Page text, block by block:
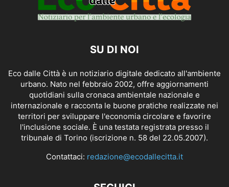
SU DI NOI
Eco dalle Città è un notiziario digitale dedicato all'ambiente
urbano. Nato nel febbraio 2002, offre aggiornamenti
quotidiani sulla cronaca ambientale nazionale e
internazionale e racconta le buone pratiche realizzate nei
territori per sviluppare l'economia circolare e favorire
l'inclusione sociale. È una testata registrata presso il
tribunale di Torino (iscrizione n. 58 del 22.05.2007).
Contattaci: redazione@ecodallecitta.it